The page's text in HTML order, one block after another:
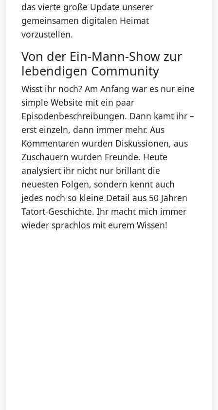
das vierte große Update unserer
gemeinsamen digitalen Heimat
vorzustellen.
Von der Ein-Mann-Show zur
lebendigen Community
Wisst ihr noch? Am Anfang war es nur eine
simple Website mit ein paar
Episodenbeschreibungen. Dann kamt ihr –
erst einzeln, dann immer mehr. Aus
Kommentaren wurden Diskussionen, aus
Zuschauern wurden Freunde. Heute
analysiert ihr nicht nur brillant die
neuesten Folgen, sondern kennt auch
jedes noch so kleine Detail aus 50 Jahren
Tatort-Geschichte. Ihr macht mich immer
wieder sprachlos mit eurem Wissen!